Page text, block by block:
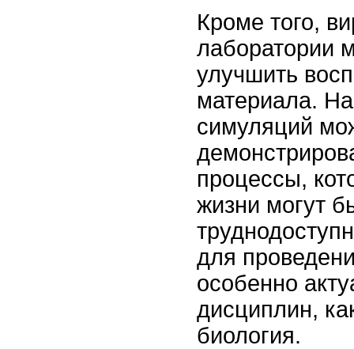
Кроме того,
лаборатории
улучшить
материала.
симуляций
процессы,
жизни могут
для
особенно
дисциплин,
биология.